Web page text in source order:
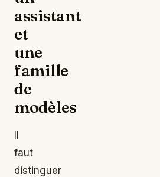
assistant
et
une
famille
de
modèles
Il
faut
distinguer